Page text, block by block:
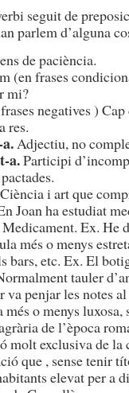
seguit de
parlem d’alguna
de paciència.
(en frases
mi?
negatives ) Cap
res.
Adjectiu, no
a.Participi
i art que
Joan ha estudiat
Medicament. Ex. He
més o menys
bars, etc. Ex. El
tauler
va penjar les notes
més o menys
de l’època
molt exclusiva de la
que , sense tenir
elevat per a